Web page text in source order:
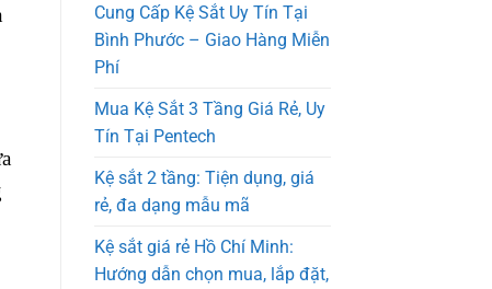
Cung Cấp Kệ Sắt Uy Tín Tại
Bình Phước – Giao Hàng Miễn
Phí
Mua Kệ Sắt 3 Tầng Giá Rẻ, Uy
Tín Tại Pentech
Kệ sắt 2 tầng: Tiện dụng, giá
rẻ, đa dạng mẫu mã
Kệ sắt giá rẻ Hồ Chí Minh:
Hướng dẫn chọn mua, lắp đặt,